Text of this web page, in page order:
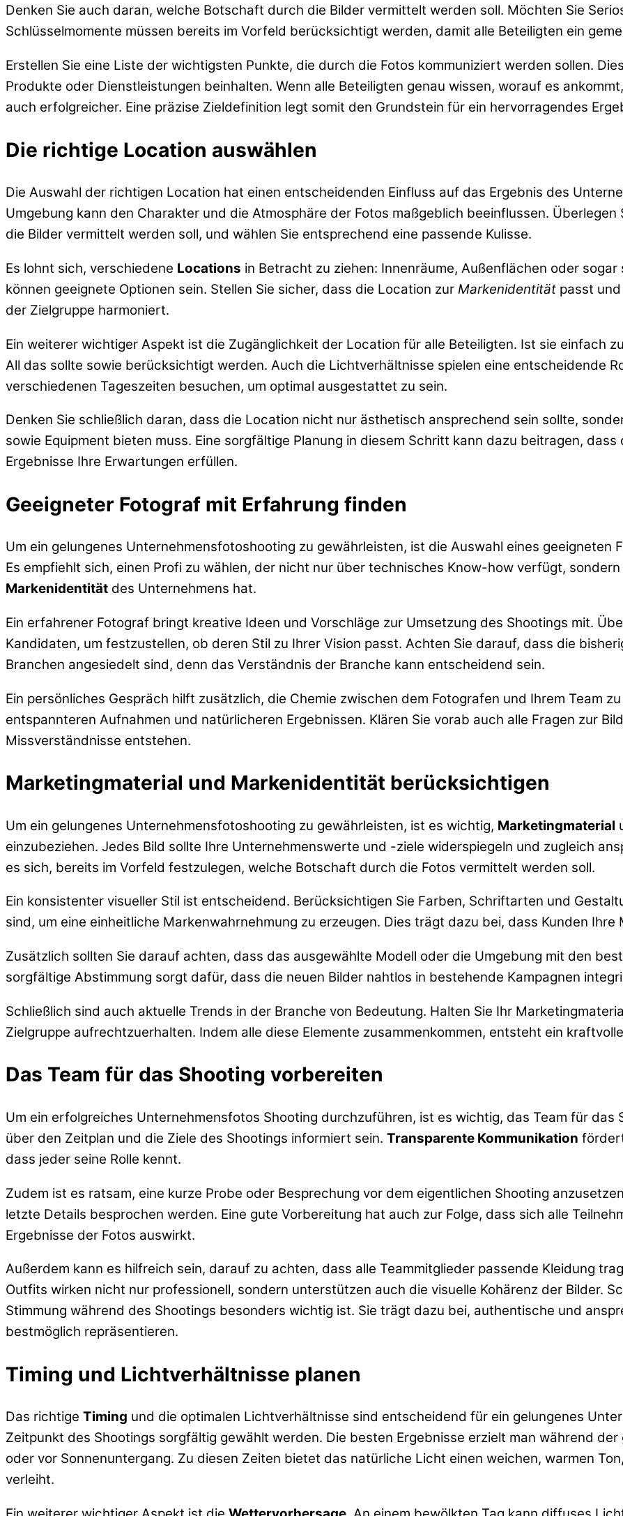
Denken Sie auch daran, welche Botschaft durch die Bilder vermittelt werden soll. Möchten Sie
Schlüsselmomente müssen bereits im Vorfeld berücksichtigt werden, damit alle Beteiligten ein
Erstellen Sie eine Liste der wichtigsten Punkte, die durch die Fotos kommuniziert werden sollen.
Produkte oder Dienstleistungen beinhalten. Wenn alle Beteiligten genau wissen, worauf es
auch erfolgreicher. Eine präzise Zieldefinition legt somit den Grundstein für ein hervorragendes
Die richtige Location auswählen
Die Auswahl der richtigen Location hat einen entscheidenden Einfluss auf das Ergebnis des
Umgebung kann den Charakter und die Atmosphäre der Fotos maßgeblich beeinflussen.
die Bilder vermittelt werden soll, und wählen Sie entsprechend eine passende Kulisse.
Es lohnt sich, verschiedene Locations in Betracht zu ziehen: Innenräume, Außenflächen oder
können geeignete Optionen sein. Stellen Sie sicher, dass die Location zur Markenidentität passt
der Zielgruppe harmoniert.
Ein weiterer wichtiger Aspekt ist die Zugänglichkeit der Location für alle Beteiligten. Ist sie einfach
All das sollte sowie berücksichtigt werden. Auch die Lichtverhältnisse spielen eine entscheidende
verschiedenen Tageszeiten besuchen, um optimal ausgestattet zu sein.
Denken Sie schließlich daran, dass die Location nicht nur ästhetisch ansprechend sein sollte,
sowie Equipment bieten muss. Eine sorgfältige Planung in diesem Schritt kann dazu beitragen,
Ergebnisse Ihre Erwartungen erfüllen.
Geeigneter Fotograf mit Erfahrung finden
Um ein gelungenes Unternehmensfotoshooting zu gewährleisten, ist die Auswahl eines geeigneten
Es empfiehlt sich, einen Profi zu wählen, der nicht nur über technisches Know-how verfügt,
Markenidentität des Unternehmens hat.
Ein erfahrener Fotograf bringt kreative Ideen und Vorschläge zur Umsetzung des Shootings mit.
Kandidaten, um festzustellen, ob deren Stil zu Ihrer Vision passt. Achten Sie darauf, dass die
Branchen angesiedelt sind, denn das Verständnis der Branche kann entscheidend sein.
Ein persönliches Gespräch hilft zusätzlich, die Chemie zwischen dem Fotografen und Ihrem Team
entspannteren Aufnahmen und natürlicheren Ergebnissen. Klären Sie vorab auch alle Fragen zur
Missverständnisse entstehen.
Marketingmaterial und Markenidentität berücksichtigen
Um ein gelungenes Unternehmensfotoshooting zu gewährleisten, ist es wichtig, Marketingmaterial
einzubeziehen. Jedes Bild sollte Ihre Unternehmenswerte und -ziele widerspiegeln und zugleich
es sich, bereits im Vorfeld festzulegen, welche Botschaft durch die Fotos vermittelt werden soll.
Ein konsistenter visueller Stil ist entscheidend. Berücksichtigen Sie Farben, Schriftarten und
sind, um eine einheitliche Markenwahrnehmung zu erzeugen. Dies trägt dazu bei, dass Kunden
Zusätzlich sollten Sie darauf achten, dass das ausgewählte Modell oder die Umgebung mit den
sorgfältige Abstimmung sorgt dafür, dass die neuen Bilder nahtlos in bestehende Kampagnen
Schließlich sind auch aktuelle Trends in der Branche von Bedeutung. Halten Sie Ihr
Zielgruppe aufrechtzuerhalten. Indem alle diese Elemente zusammenkommen, entsteht ein
Das Team für das Shooting vorbereiten
Um ein erfolgreiches Unternehmensfotos Shooting durchzuführen, ist es wichtig, das Team für das
über den Zeitplan und die Ziele des Shootings informiert sein. Transparente Kommunikation
dass jeder seine Rolle kennt.
Zudem ist es ratsam, eine kurze Probe oder Besprechung vor dem eigentlichen Shooting
letzte Details besprochen werden. Eine gute Vorbereitung hat auch zur Folge, dass sich alle
Ergebnisse der Fotos auswirkt.
Außerdem kann es hilfreich sein, darauf zu achten, dass alle Teammitglieder passende Kleidung
Outfits wirken nicht nur professionell, sondern unterstützen auch die visuelle Kohärenz der Bilder.
Stimmung während des Shootings besonders wichtig ist. Sie trägt dazu bei, authentische und
bestmöglich repräsentieren.
Timing und Lichtverhältnisse planen
Das richtige Timing und die optimalen Lichtverhältnisse sind entscheidend für ein gelungenes
Zeitpunkt des Shootings sorgfältig gewählt werden. Die besten Ergebnisse erzielt man während
oder vor Sonnenuntergang. Zu diesen Zeiten bietet das natürliche Licht einen weichen, warmen
verleiht.